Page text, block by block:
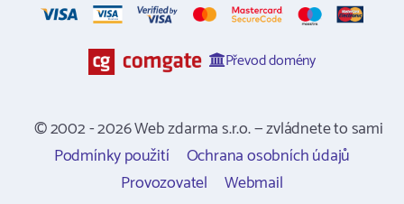
Převod domény
© 2002 - 2026 Web zdarma s.r.o. — zvládnete to sami
Podmínky použití
Ochrana osobních údajů
Provozovatel
Webmail